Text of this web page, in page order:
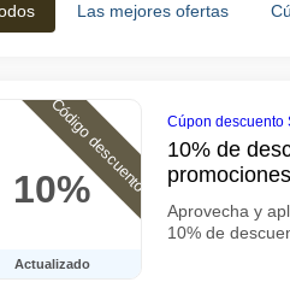
Las mejores ofertas
10%
Actualizado
Código descuento Cúpon descuento
10% de
promociones
Aprovecha y
10% de